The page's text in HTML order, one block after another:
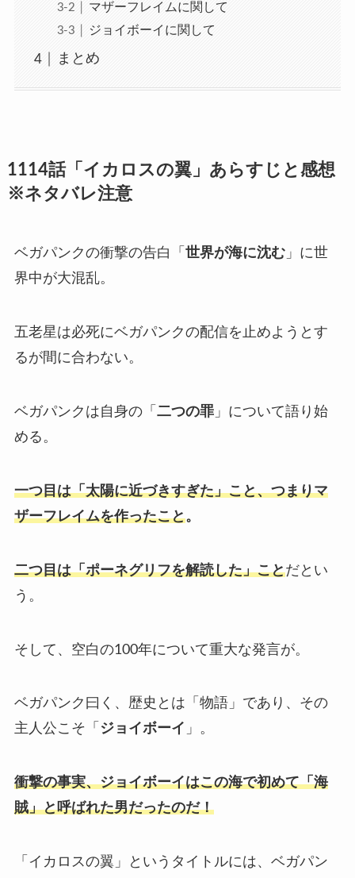
マザーフレイムに関して
ジョイボーイに関して
まとめ
1114話「イカロスの翼」あらすじと感想
※ネタバレ注意
ベガパンクの衝撃の告白「 世界が海に沈む」に世
界中が大混乱。
五老星は必死にベガパンクの配信を止めようとす
るが間に合わない。
ベガパンクは自身の「 二つの罪」について語り始
める。
一つ目は「太陽に近づきすぎた」こと、つまりマ
ザーフレイムを作ったこと。
二つ目は「ポーネグリフを解読した」ことだとい
う。
そして、空白の100年について重大な発言が。
ベガパンク曰く、歴史とは「物語」であり、その
主人公こそ「 ジョイボーイ 」。
衝撃の事実、ジョイボーイはこの海で初めて「海
賊」と呼ばれた男だったのだ！
「イカロスの翼」というタイトルには、ベガパン